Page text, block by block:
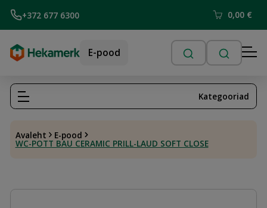
+372 677 6300 0,00 €
E-pood
Avaleht E-pood
WC-POTT BAU CERAMIC PRILL-LAUD SOFT CLOSE
Kategooriad